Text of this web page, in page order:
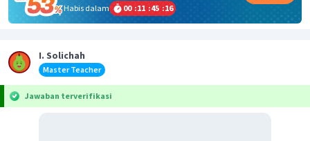
Habis dalam
00 :11 :45 :16
I. Solichah
Master Teacher
Jawaban terverifikasi